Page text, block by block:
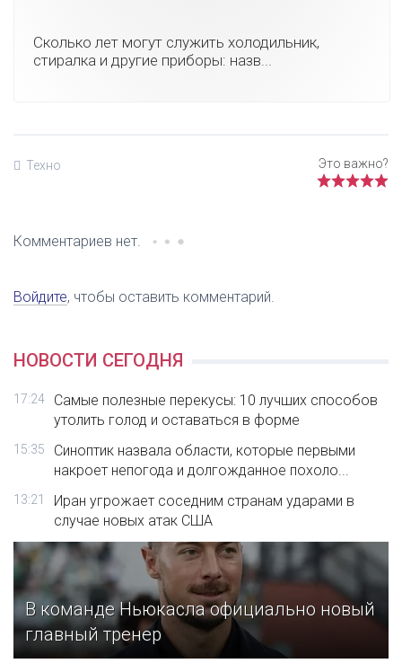
Сколько лет могут служить холодильник,
стиралка и другие приборы: назв...
Техно
Комментариев нет.
Войдите, чтобы оставить комментарий.
НОВОСТИ СЕГОДНЯ
17:24
Самые полезные перекусы: 10 лучших способов
утолить голод и оставаться в форме
15:35
Синоптик назвала области, которые первыми
накроет непогода и долгожданное похоло...
13:21
Иран угрожает соседним странам ударами в
случае новых атак США
В команде Ньюкасла официально новый
главный тренер